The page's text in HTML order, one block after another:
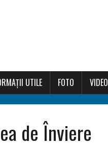
UTILE FOTO VIDEO
de Înviere